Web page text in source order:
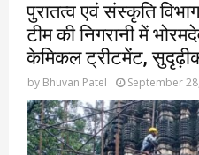
पुरातत्व एवं संस्कृति
टीम की निगरानी में
केमिकल ट्रीटमेंट,
by Bhuvan Patel September